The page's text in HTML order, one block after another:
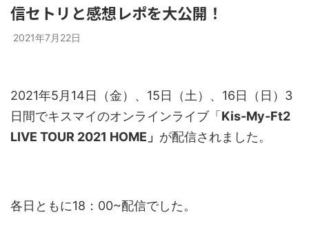
信セトリと感想レポを大公開！
2021年7月22日
2021年5月14日（金）、15日（土）、16日（日）3
日間でキスマイのオンラインライブ「 Kis-My-Ft2
LIVE TOUR 2021 HOME」 が配信されました。
各日ともに18：00~配信でした。